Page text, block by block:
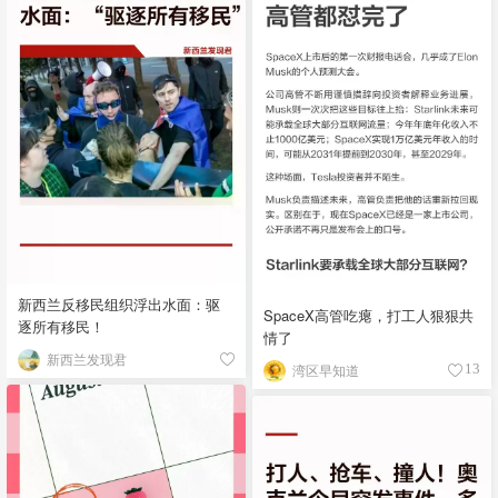
新西兰反移民组织浮出水面：驱
逐所有移民！
新西兰发现君
SpaceX高管吃瘪，打工人狠狠共
情了
湾区早知道 13